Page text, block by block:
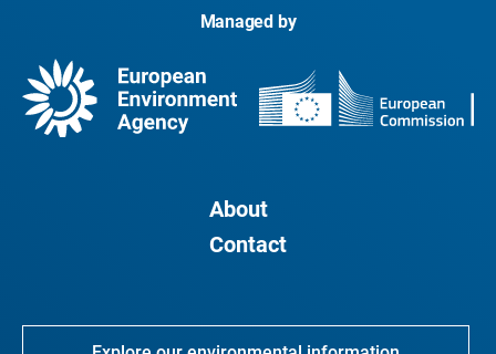
Managed by
About
Contact